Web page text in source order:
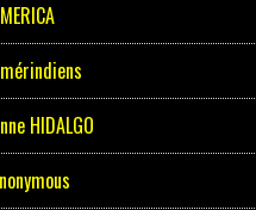
HIDALGO